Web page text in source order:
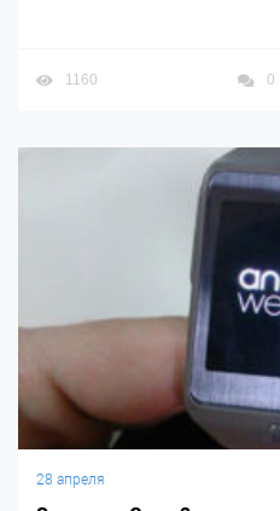
1160 0
28 апреля